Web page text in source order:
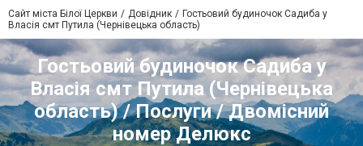
Сайт міста Білої Церкви Довідник
Гостьовий будиночок Садиба у
Власія смт Путила (Чернівецька область)
Гостьовий будиночок Садиба у
Власія смт Путила (Чернівецька
область) / Послуги / Двомісний
номер Делюкс